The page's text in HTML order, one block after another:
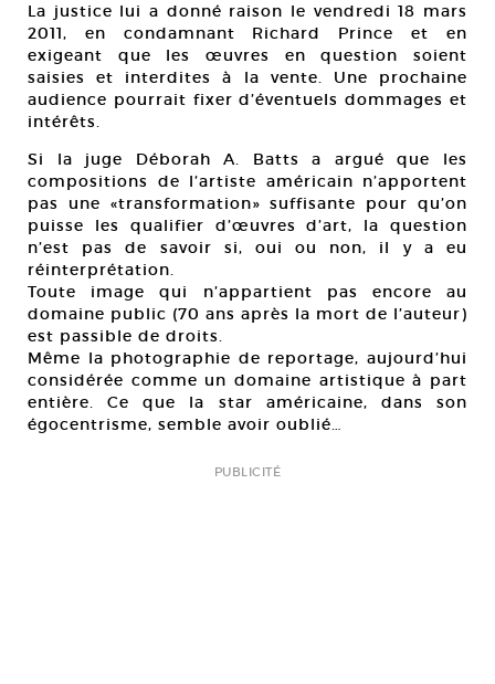
La justice lui a donné raison le vendredi 18 mars
2011, en condamnant Richard Prince et en
exigeant que les œuvres en question soient
saisies et interdites à la vente. Une prochaine
audience pourrait fixer d’éventuels dommages et
intérêts.
Si la juge Déborah A. Batts a argué que les
compositions de l’artiste américain n’apportent
pas une «transformation» suffisante pour qu’on
puisse les qualifier d’œuvres d’art, la question
n’est pas de savoir si, oui ou non, il y a eu
réinterprétation.
Toute image qui n’appartient pas encore au
domaine public (70 ans après la mort de l’auteur)
est passible de droits.
Même la photographie de reportage, aujourd’hui
considérée comme un domaine artistique à part
entière. Ce que la star américaine, dans son
égocentrisme, semble avoir oublié…
PUBLICITÉ